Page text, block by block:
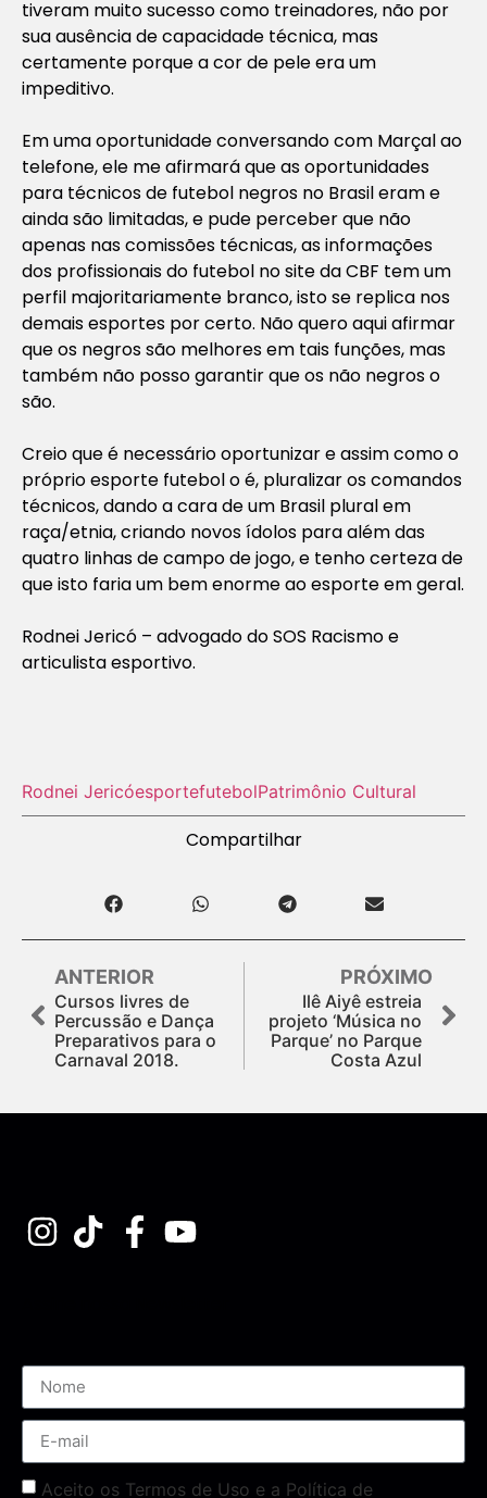
tiveram muito sucesso como treinadores, não por
sua ausência de capacidade técnica, mas
certamente porque a cor de pele era um
impeditivo.
Em uma oportunidade conversando com Marçal ao
telefone, ele me afirmará que as oportunidades
para técnicos de futebol negros no Brasil eram e
ainda são limitadas, e pude perceber que não
apenas nas comissões técnicas, as informações
dos profissionais do futebol no site da CBF tem um
perfil majoritariamente branco, isto se replica nos
demais esportes por certo. Não quero aqui afirmar
que os negros são melhores em tais funções, mas
também não posso garantir que os não negros o
são.
Creio que é necessário oportunizar e assim como o
próprio esporte futebol o é, pluralizar os comandos
técnicos, dando a cara de um Brasil plural em
raça/etnia, criando novos ídolos para além das
quatro linhas de campo de jogo, e tenho certeza de
que isto faria um bem enorme ao esporte em geral.
Rodnei Jericó – advogado do SOS Racismo e
articulista esportivo.
Rodnei JericóesportefutebolPatrimônio Cultural
Compartilhar
ANTERIOR
Cursos livres de
Percussão e Dança
Preparativos para o
Carnaval 2018.
PRÓXIMO
Ilê Aiyê estreia
projeto ‘Música no
Parque’ no Parque
Costa Azul
Aceito os Termos de Uso e a Política de